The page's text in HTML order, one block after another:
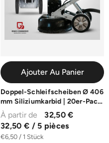
Ajouter Au Panier
Doppel-Schleifscheiben Ø 406
mm Siliziumkarbid | 20er-Pack
| K16-K100
À partir de
32,50 €
32,50 € / 5 pièces
€6,50 / 1 Stück